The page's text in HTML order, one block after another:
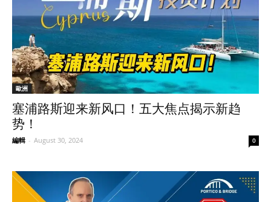
歐洲
塞浦路斯迎来新风口！五大焦点揭示新趋
势！
編輯 - August 30, 2024 0